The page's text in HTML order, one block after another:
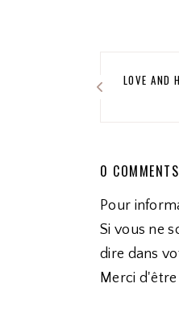
LOVE AND
0 COMMENTS
Pour
Si vous ne
dire dans
Merci